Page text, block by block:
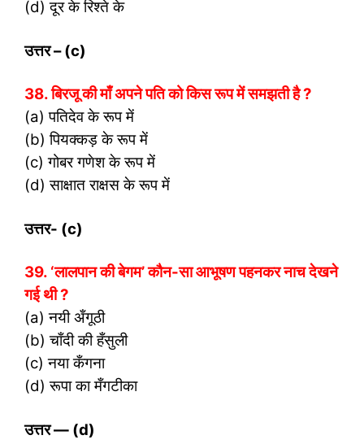
(d) दूर के रिश्ते के
उत्तर– (c)
38. बिरजू की माँ अपने पति को किस रूप में समझती है ?
(a) पतिदेव के रूप में
(b) पियक्कड़ के रूप में
(c) गोबर गणेश के रूप में
(d) साक्षात राक्षस के रूप में
उत्तर- (c)
39. ‘लालपान की बेगम’ कौन-सा आभूषण पहनकर नाच देखने
गई थी ?
(a) नयी अँगूठी
(b) चाँदी की हँसुली
(c) नया कँगना
(d) रूपा का मँगटीका
उत्तर— (d)